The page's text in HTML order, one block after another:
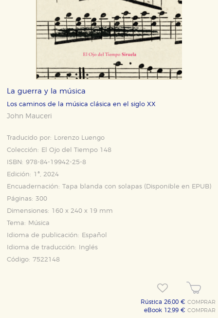
La guerra y la música
Los caminos de la música clásica en el siglo XX
John Mauceri
Traducido por:
Lorenzo Luengo
Colección:
El Ojo del Tiempo 148
ISBN: 978-84-19942-25-8
Edición: 1ª, 2024
Encuadernación: Tapa blanda con solapas (Disponible en EPUB)
Páginas: 300
Dimensiones: 160 x 240 x 19 mm
Tema:
Música
Idioma de publicación:
Español
Idioma de traducción:
Inglés
Código: 7522148
Rústica 26,00 €COMPRAR
eBook 12,99 €COMPRAR